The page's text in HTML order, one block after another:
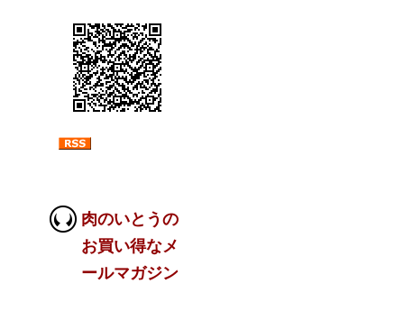
肉のいとうの
お買い得なメ
ールマガジン